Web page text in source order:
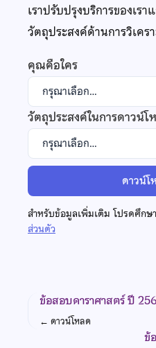
เราปรับปรุงบริการของเร
วัตถุประสงค์ด้านการวิเคร
คุณคือใคร
วัตถุประสงค์ในการดาวน์โ
ดาวน์
สำหรับข้อมูลเพิ่มเติม โปรดศึกษ
ส่วนตัว
ข้อสอบดาราศาสตร์ ปี
← ดาวน์โหลด
ข้